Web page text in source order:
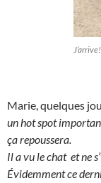
J’arrive!
Marie, quelques
un hot spot
ça repoussera.
Il a vu le chat et ne
Évidemment ce